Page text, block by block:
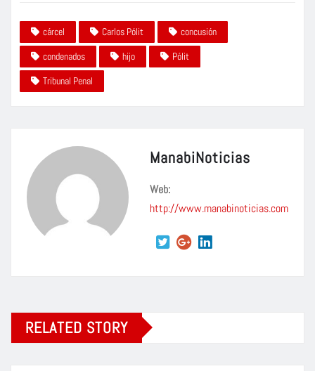
cárcel Carlos Pólit
concusión
condenados
hijo
Pólit
Tribunal Penal
ManabiNoticias
Web:
http://www.manabinoticias.com
RELATED STORY